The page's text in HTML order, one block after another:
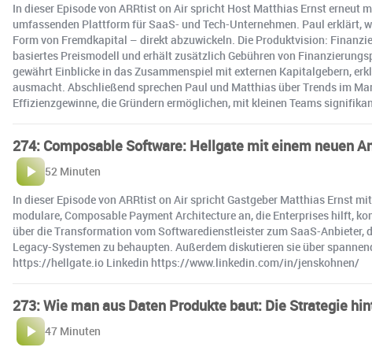
In dieser Episode von ARRtist on Air spricht Host Matthias Ernst erneut
umfassenden Plattform für SaaS- und Tech-Unternehmen. Paul erklärt,
Form von Fremdkapital – direkt abzuwickeln. Die Produktvision:
basiertes Preismodell und erhält zusätzlich Gebühren von
gewährt Einblicke in das Zusammenspiel mit externen Kapitalgebern,
ausmacht. Abschließend sprechen Paul und Matthias über Trends im
Effizienzgewinne, die Gründern ermöglichen, mit kleinen Teams
274: Composable Software: Hellgate mit einem neuen
52 Minuten
In dieser Episode von ARRtist on Air spricht Gastgeber Matthias Ernst
modulare, Composable Payment Architecture an, die Enterprises hilft,
über die Transformation vom Softwaredienstleister zum SaaS-
Legacy-Systemen zu behaupten. Außerdem diskutieren sie über
https://hellgate.io Linkedin https://www.linkedin.com/in/jenskohnen/
273: Wie man aus Daten Produkte baut: Die Strategie
47 Minuten